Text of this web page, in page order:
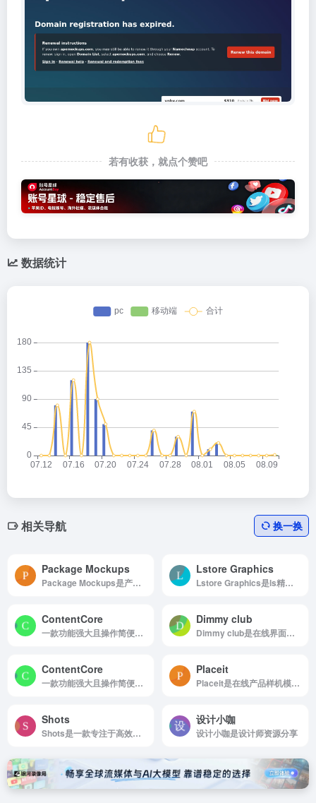
若有收获，就点个赞吧
数据统计
相关导航 换一换
Package Mockups
Package Mockups是产品包装样机资源站点，高质量免费样机下载
Lstore Graphics
Lstore Graphics是ls精品付费或者免费样机资源
ContentCore
一款功能强大且操作简便的在线3D内容创作平台，专为设计师、营销人员、教育工作者以及内容创作者打造。无需安装任何软件，只需通过浏览器即可快速创建高质量的3D图像与视频内容。
Dimmy club
Dimmy club是在线界面设计样机生成器
ContentCore
一款功能强大且操作简便的在线3D内容创作平台，专为设计师、营销人员、教育工作者以及内容创作者打造。无需安装任何软件，只需通过浏览器即可快速创建高质量的3D图像与视频内容。
Placeit
Placeit是在线产品样机模板制作工具
Shots
Shots是一款专注于高效创建优质模型展示、动画及视觉内容的在线设计工具，凭借易用性与专业性的平衡，成为社交媒体运营、网站设计及品牌推广者的得力助手。
设计小咖
设计小咖是设计师资源分享